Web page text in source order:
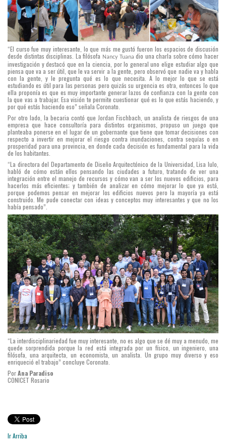
“El curso fue muy interesante, lo que más me gustó fueron los espacios de discusión
desde distintas disciplinas. La filósofa Nancy Tuana dio una charla sobre cómo hacer
investigación y destacó que en la ciencia, por lo general uno elige estudiar algo que
piensa que va a ser útil, que le va servir a la gente, pero observó que nadie va y habla
con la gente, y le pregunta qué es lo que necesita. A lo mejor lo que se está
estudiando es útil para las personas pero quizás su urgencia es otra, entonces lo que
ella proponía es que es muy importante generar lazos de confianza con la gente con
la que vas a trabajar. Esa visión te permite cuestionar qué es lo que estás haciendo, y
por qué estás haciendo eso” señala Coronato.
Por otro lado, la becaria contó que Jordan Fischbach, un analista de riesgos de una
empresa que hace consultoría para distintos organismos, propuso un juego que
planteaba ponerse en el lugar de un gobernante que tiene que tomar decisiones con
respecto a invertir en mejorar el riesgo contra inundaciones, contra sequías o en
prosperidad para una provincia, en donde cada decisión es fundamental para la vida
de los habitantes.
“La directora del Departamento de Diseño Arquitectónico de la Universidad, Lisa Iulo,
habló de cómo están ellos pensando las ciudades a futuro, tratando de ver una
integración entre el manejo de recursos y cómo van a ser los nuevos edificios, para
hacerlos más eficientes; y también de analizar en cómo mejorar lo que ya está,
porque podemos pensar en mejorar los edificios nuevos pero la mayoría ya está
construido. Me pude conectar con ideas y conceptos muy interesantes y que no los
había pensado”.
“La interdisciplinariedad fue muy interesante, no es algo que se dé muy a menudo, me
quede sorprendida porque la red está integrada por un físico, un ingeniero, una
filósofa, una arquitecta, un economista, un analista. Un grupo muy diverso y eso
enriqueció el trabajo” concluye Coronato.
PorAna Paradiso
CONICET Rosario
Ir Arriba